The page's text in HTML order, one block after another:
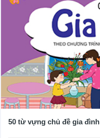
50 từ vựng chủ đề gia đình